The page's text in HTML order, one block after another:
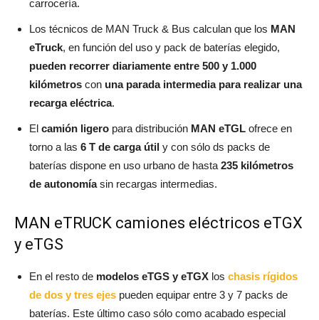
carrocería.
Los técnicos de MAN Truck & Bus calculan que los MAN
eTruck, en función del uso y pack de baterías elegido,
pueden recorrer diariamente entre 500 y 1.000
kilómetros con una parada intermedia para realizar una
recarga eléctrica.
El camión ligero para distribución MAN eTGL ofrece en
torno a las 6 T de carga útil y con sólo ds packs de
baterías dispone en uso urbano de hasta 235 kilómetros
de autonomíasin recargas intermedias.
MAN eTRUCK camiones eléctricos eTGX
y eTGS
En el resto de modelos eTGS y eTGX los chasis rígidos
de dos y tres ejes pueden equipar entre 3 y 7 packs de
baterías. Este último caso sólo como acabado especial